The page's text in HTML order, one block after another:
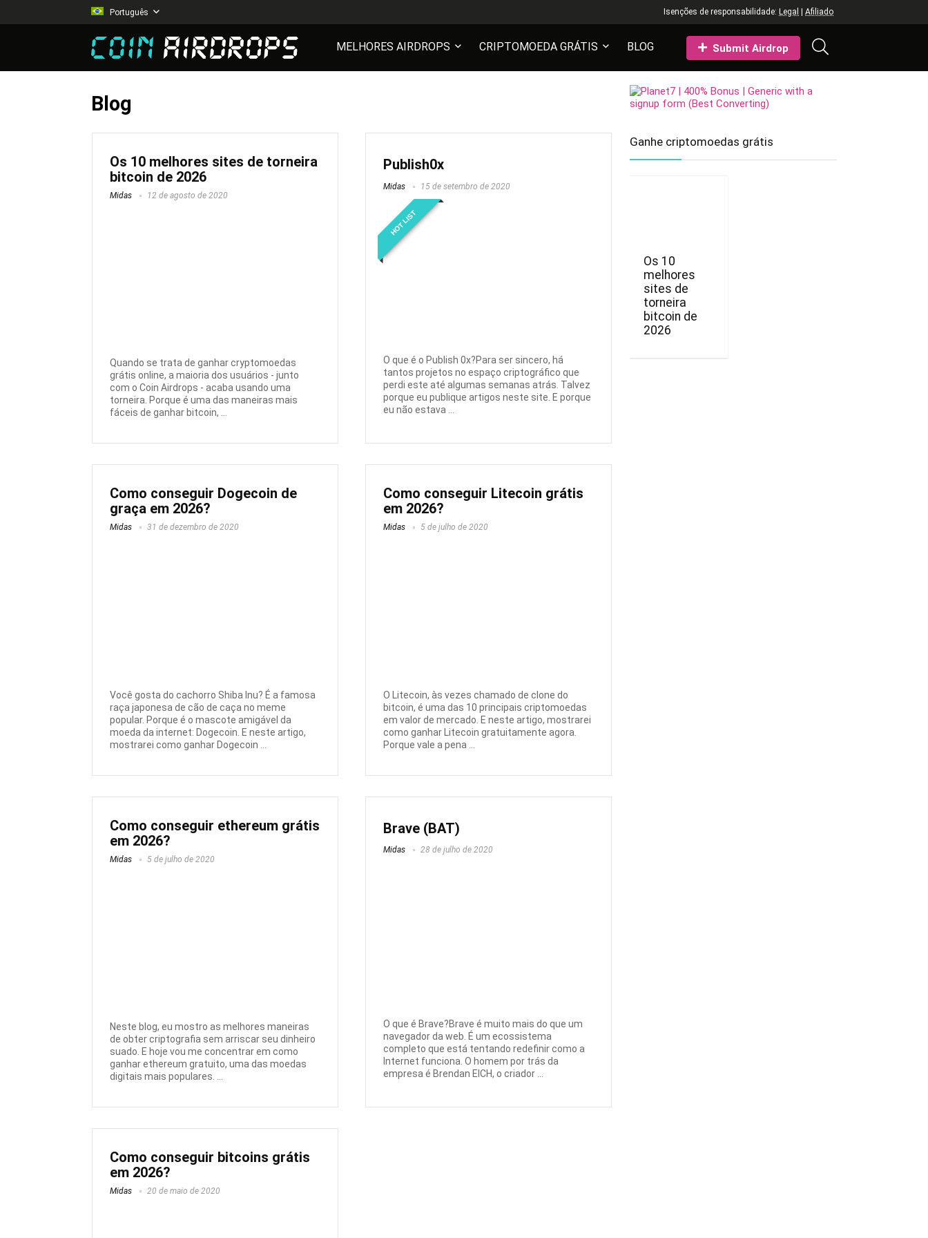
Português Isenções de responsabilidade: Legal Afiliado
MELHORES AIRDROPS CRIPTOMOEDA GRÁTIS BLOG Submit Airdrop
Blog
Os 10 melhores sites de torneira
bitcoin de 2026
Midas 12 de agosto de 2020
Quando se trata de ganhar cryptomoedas
grátis online, a maioria dos usuários - junto
com o Coin Airdrops - acaba usando uma
torneira. Porque é uma das maneiras mais
fáceis de ganhar bitcoin, ...
Publish0x
Midas 15 de setembro de 2020
HOT LIST
O que é o Publish 0x?Para ser sincero, há
tantos projetos no espaço criptográfico que
perdi este até algumas semanas atrás. Talvez
porque eu publique artigos neste site. E porque
eu não estava ...
Como conseguir Dogecoin de
graça em 2026?
Midas 31 de dezembro de 2020
Você gosta do cachorro Shiba Inu? É a famosa
raça japonesa de cão de caça no meme
popular. Porque é o mascote amigável da
moeda da internet: Dogecoin. E neste artigo,
mostrarei como ganhar Dogecoin ...
Como conseguir Litecoin grátis
em 2026?
Midas 5 de julho de 2020
O Litecoin, às vezes chamado de clone do
bitcoin, é uma das 10 principais criptomoedas
em valor de mercado. E neste artigo, mostrarei
como ganhar Litecoin gratuitamente agora.
Porque vale a pena ...
Como conseguir ethereum grátis
em 2026?
Midas 5 de julho de 2020
Neste blog, eu mostro as melhores maneiras
de obter criptografia sem arriscar seu dinheiro
suado. E hoje vou me concentrar em como
ganhar ethereum gratuito, uma das moedas
digitais mais populares. ...
Brave (BAT)
Midas 28 de julho de 2020
O que é Brave?Brave é muito mais do que um
navegador da web. É um ecossistema
completo que está tentando redefinir como a
Internet funciona. O homem por trás da
empresa é Brendan EICH, o criador ...
Como conseguir bitcoins grátis
em 2026?
Midas 20 de maio de 2020
Ganhe criptomoedas grátis
Os 10
melhores
sites de
torneira
bitcoin de
2026